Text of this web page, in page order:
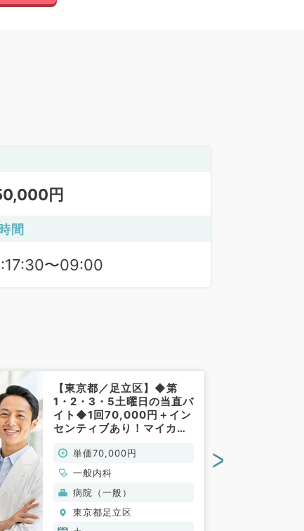
円
間
〜09:00
【東京都／足立区】◆第
1・2・3・5土曜日の当直バ
イト◆1回70,000円＋イン
センティブあり！マイカー
非常勤）
単価70,000円
一般内科
病院（一般）
東京都足立区
>